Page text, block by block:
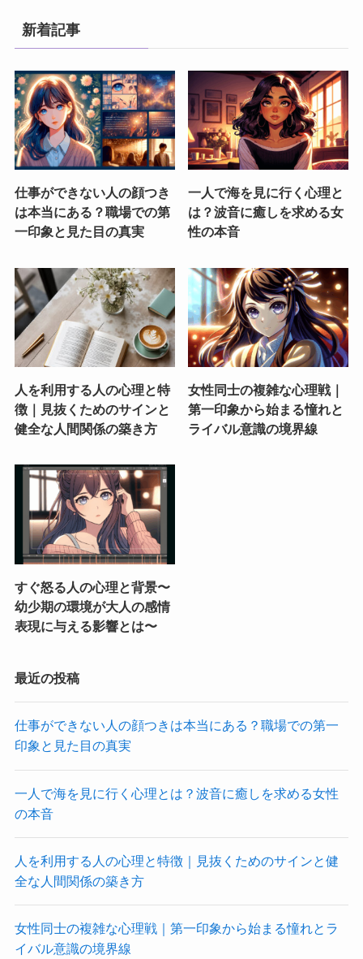
新着記事
仕事ができない人の顔つき
は本当にある？職場での第
一印象と見た目の真実
一人で海を見に行く心理と
は？波音に癒しを求める女
性の本音
人を利用する人の心理と特
徴｜見抜くためのサインと
健全な人間関係の築き方
女性同士の複雑な心理戦｜
第一印象から始まる憧れと
ライバル意識の境界線
すぐ怒る人の心理と背景〜
幼少期の環境が大人の感情
表現に与える影響とは〜
最近の投稿
仕事ができない人の顔つきは本当にある？職場での第一
印象と見た目の真実
一人で海を見に行く心理とは？波音に癒しを求める女性
の本音
人を利用する人の心理と特徴｜見抜くためのサインと健
全な人間関係の築き方
女性同士の複雑な心理戦｜第一印象から始まる憧れとラ
イバル意識の境界線